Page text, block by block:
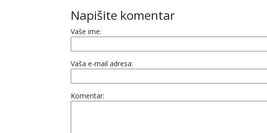
Napišite komentar
Vaše ime:
Vaša e-mail adresa:
Komentar: